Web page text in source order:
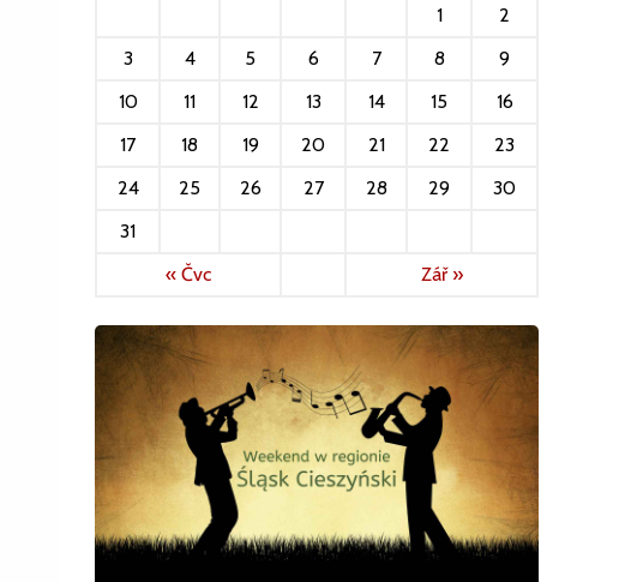
1
2
3
4 5 6 7 8
9
10
11 12 13 14 15
16
17
18 19 20 21 22
23
24
25 26 27 28 29
30
31
« Čvc
Zář »